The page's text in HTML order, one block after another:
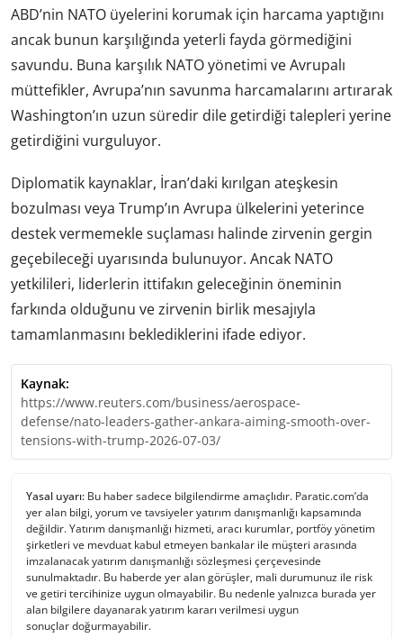
ABD’nin NATO üyelerini korumak için harcama yaptığını
ancak bunun karşılığında yeterli fayda görmediğini
savundu. Buna karşılık NATO yönetimi ve Avrupalı
müttefikler, Avrupa’nın savunma harcamalarını artırarak
Washington’ın uzun süredir dile getirdiği talepleri yerine
getirdiğini vurguluyor.
Diplomatik kaynaklar, İran’daki kırılgan ateşkesin
bozulması veya Trump’ın Avrupa ülkelerini yeterince
destek vermemekle suçlaması halinde zirvenin gergin
geçebileceği uyarısında bulunuyor. Ancak NATO
yetkilileri, liderlerin ittifakın geleceğinin öneminin
farkında olduğunu ve zirvenin birlik mesajıyla
tamamlanmasını beklediklerini ifade ediyor.
Kaynak:
https://www.reuters.com/business/aerospace-
defense/nato-leaders-gather-ankara-aiming-smooth-over-
tensions-with-trump-2026-07-03/
Yasal uyarı: Bu haber sadece bilgilendirme amaçlıdır. Paratic.com’da
yer alan bilgi, yorum ve tavsiyeler yatırım danışmanlığı kapsamında
değildir. Yatırım danışmanlığı hizmeti, aracı kurumlar, portföy yönetim
şirketleri ve mevduat kabul etmeyen bankalar ile müşteri arasında
imzalanacak yatırım danışmanlığı sözleşmesi çerçevesinde
sunulmaktadır. Bu haberde yer alan görüşler, mali durumunuz ile risk
ve getiri tercihinize uygun olmayabilir. Bu nedenle yalnızca burada yer
alan bilgilere dayanarak yatırım kararı verilmesi uygun
sonuçlar doğurmayabilir.